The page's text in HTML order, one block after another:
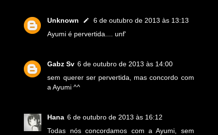
Unknown
6 de outubro de 2013 às 13:13
Ayumi é pervertida.... unf'
Gabz Sv 6 de outubro de 2013 às 14:00
sem querer ser pervertida, mas concordo com
a Ayumi ^^
Hana 6 de outubro de 2013 às 16:12
Todas nós concordamos com a Ayumi, sem